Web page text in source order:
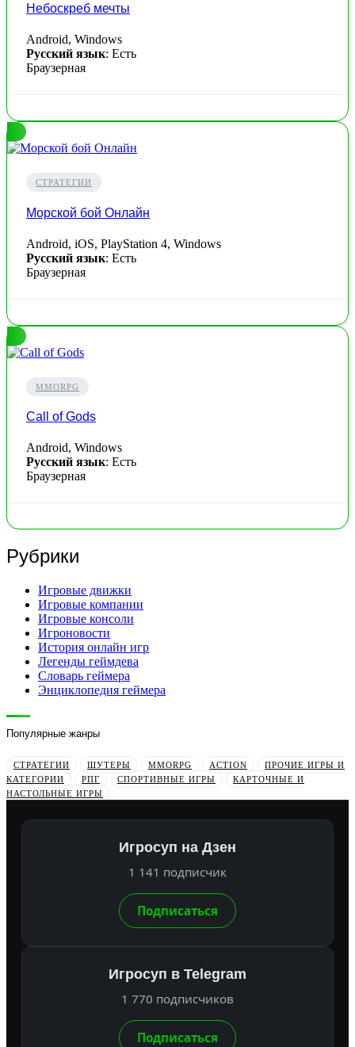
Небоскреб мечты
Android, Windows
Русский язык: Есть
Браузерная
СТРАТЕГИИ
Морской бой Онлайн
Android, iOS, PlayStation 4, Windows
Русский язык: Есть
Браузерная
MMORPG
Call of Gods
Android, Windows
Русский язык: Есть
Браузерная
Рубрики
Игровые движки
Игровые компании
Игровые консоли
Игроновости
История онлайн игр
Легенды геймдева
Словарь геймера
Энциклопедия геймера
Популярные жанры
СТРАТЕГИИ ШУТЕРЫ MMORPG ACTION
ПРОЧИЕ ИГРЫ И
КАТЕГОРИИ
РПГ СПОРТИВНЫЕ ИГРЫ
КАРТОЧНЫЕ И
НАСТОЛЬНЫЕ ИГРЫ
Игросуп на Дзен
1 141 подписчик
Подписаться
Игросуп в Telegram
1 770 подписчиков
Подписаться